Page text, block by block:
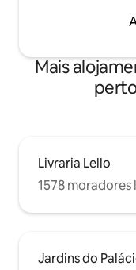
Mais
Livraria Lello
1578
Jardins do